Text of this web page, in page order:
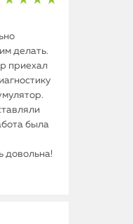
делать.
приехал
была
довольна!